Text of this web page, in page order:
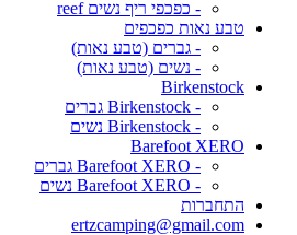
- כפכפי ריף נשים reef
טבע נאות כפכפים
- גברים (טבע נאות)
- נשים (טבע נאות)
Birkenstock
- Birkenstock גברים
- Birkenstock נשים
Barefoot XERO
- Barefoot XERO גברים
- Barefoot XERO נשים
התחברות
ertzcamping@gmail.com